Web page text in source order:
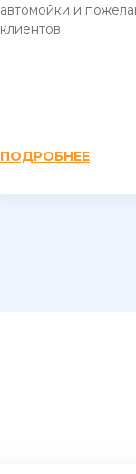
автомойки и
клиентов
ПОДРОБНЕЕ